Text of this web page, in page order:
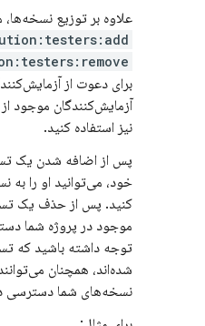
علاوه بر توزیع نسخه‌ها،
برای دعوت از
نیز استفاده کنید.
خود، می‌توانید او را به
کنید. پس از حذف یک
موجود در پروژه شما
توجه داشته باشید که
شده‌اند، همچنان
نسخه‌های شما دسترسی